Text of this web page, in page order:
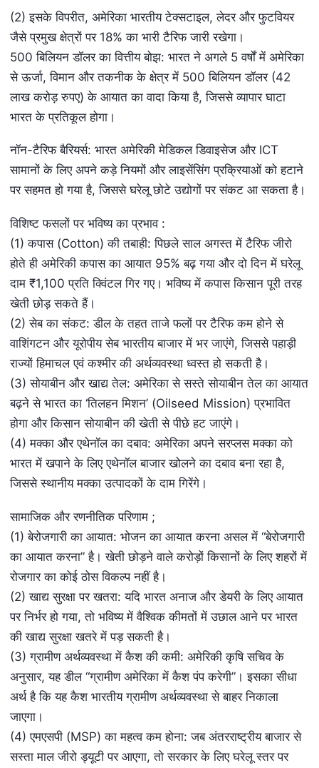
(2) इसके विपरीत, अमेरिका भारतीय टेक्सटाइल, लेदर और फुटवियर
जैसे प्रमुख क्षेत्रों पर 18% का भारी टैरिफ जारी रखेगा।
500 बिलियन डॉलर का वित्तीय बोझ: भारत ने अगले 5 वर्षों में अमेरिका
से ऊर्जा, विमान और तकनीक के क्षेत्र में 500 बिलियन डॉलर (42
लाख करोड़ रुपए) के आयात का वादा किया है, जिससे व्यापार घाटा
भारत के प्रतिकूल होगा।
नॉन-टैरिफ बैरियर्स: भारत अमेरिकी मेडिकल डिवाइसेज और ICT
सामानों के लिए अपने कड़े नियमों और लाइसेंसिंग प्रक्रियाओं को हटाने
पर सहमत हो गया है, जिससे घरेलू छोटे उद्योगों पर संकट आ सकता है।
विशिष्ट फसलों पर भविष्य का प्रभाव :
(1) कपास (Cotton) की तबाही: पिछले साल अगस्त में टैरिफ जीरो
होते ही अमेरिकी कपास का आयात 95% बढ़ गया और दो दिन में घरेलू
दाम ₹1,100 प्रति क्विंटल गिर गए। भविष्य में कपास किसान पूरी तरह
खेती छोड़ सकते हैं।
(2) सेब का संकट: डील के तहत ताजे फलों पर टैरिफ कम होने से
वाशिंगटन और यूरोपीय सेब भारतीय बाजार में भर जाएंगे, जिससे पहाड़ी
राज्यों हिमाचल एवं कश्मीर की अर्थव्यवस्था ध्वस्त हो सकती है।
(3) सोयाबीन और खाद्य तेल: अमेरिका से सस्ते सोयाबीन तेल का आयात
बढ़ने से भारत का ‘तिलहन मिशन’ (Oilseed Mission) प्रभावित
होगा और किसान सोयाबीन की खेती से पीछे हट जाएंगे।
(4) मक्का और एथेनॉल का दबाव: अमेरिका अपने सरप्लस मक्का को
भारत में खपाने के लिए एथेनॉल बाजार खोलने का दबाव बना रहा है,
जिससे स्थानीय मक्का उत्पादकों के दाम गिरेंगे।
सामाजिक और रणनीतिक परिणाम ;
(1) बेरोजगारी का आयात: भोजन का आयात करना असल में “बेरोजगारी
का आयात करना” है। खेती छोड़ने वाले करोड़ों किसानों के लिए शहरों में
रोजगार का कोई ठोस विकल्प नहीं है।
(2) खाद्य सुरक्षा पर खतरा: यदि भारत अनाज और डेयरी के लिए आयात
पर निर्भर हो गया, तो भविष्य में वैश्विक कीमतों में उछाल आने पर भारत
की खाद्य सुरक्षा खतरे में पड़ सकती है।
(3) ग्रामीण अर्थव्यवस्था में कैश की कमी: अमेरिकी कृषि सचिव के
अनुसार, यह डील “ग्रामीण अमेरिका में कैश पंप करेगी”। इसका सीधा
अर्थ है कि यह कैश भारतीय ग्रामीण अर्थव्यवस्था से बाहर निकाला
जाएगा।
(4) एमएसपी (MSP) का महत्व कम होना: जब अंतरराष्ट्रीय बाजार से
सस्ता माल जीरो ड्यूटी पर आएगा, तो सरकार के लिए घरेलू स्तर पर